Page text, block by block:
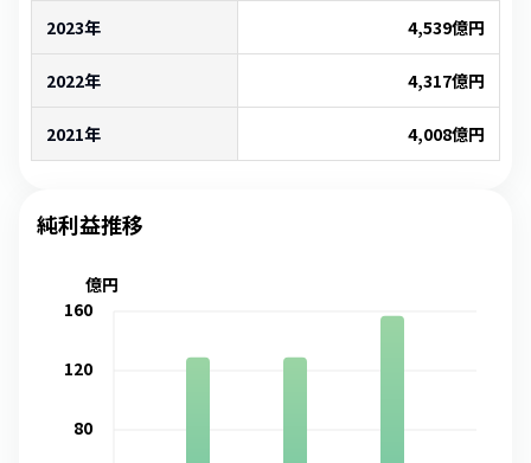
2023年 4,539億円
2022年 4,317億円
2021年 4,008億円
純利益推移
80
120
160
億円